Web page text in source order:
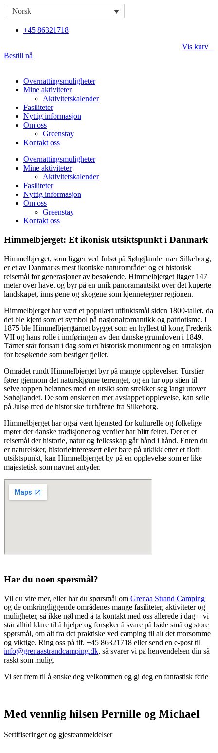
Skip
to
Norsk
+45 86321718
Vis kurv
Bestill nå
Overnattingsmuligheter
Mine aktiviteter
Aktivitetskalender
Fasiliteter
Nyttig informasjon
Om oss
Greenstay
Kontakt oss
Overnattingsmuligheter
Mine aktiviteter
Aktivitetskalender
Fasiliteter
Nyttig informasjon
Om oss
Greenstay
Kontakt oss
Himmelbjerget: Et ikonisk utsiktspunkt i Danmark
Himmelbjerget, som ligger ved Julsø på Søhøjlandet nær Silkeborg,
er et av Danmarks mest ikoniske naturområder og et historisk
reisemål for generasjoner av besøkende. Himmelbjerget ligger 147
meter over havet og byr på en unik panoramautsikt over det kuperte
landskapet, innsjøene og skogene som kjennetegner regionen.
Himmelbjerget har vært et populært utfluktsmål siden 1800-tallet, da
det ble kjent som et symbol på nasjonalromantikk og patriotisme. I
1875 ble Himmelbjergtårnet bygget som en hyllest til kong Frederik
VII og hans rolle i innføringen av den danske grunnloven i 1849.
Tårnet står fortsatt i dag som et historisk monument og en attraksjon
for besøkende som bestiger fjellet.
Området rundt Himmelbjerget byr på mange opplevelser. Turstier
fører gjennom det naturskjønne terrenget, og en tur opp stien til
selve toppen belønnes med en utsikt som strekker seg langt utover
Søhøjlandet. De som ønsker en mer avslappet opplevelse, kan seile
på Julsø med de historiske turbåtene fra Silkeborg.
Himmelbjerget har også vært hjemsted for kulturelle og folkelige
møter der danske tradisjoner og verdier har blitt feiret. Det er et
reisemål der historie, natur og fellesskap går hånd i hånd. Enten du
er naturelsker, historieinteressert eller bare på utkikk etter et flott
utsiktspunkt, kan Himmelbjerget by på en opplevelse som er like
majestetisk som navnet antyder.
Har du noen spørsmål?
Vil du vite mer, eller har du spørsmål om Grenaa Strand Camping
og de omkringliggende områdenes mange fasiliteter, aktiviteter og
muligheter, så ikke nøl med å ta kontakt med oss allerede i dag – vi
står alltid klare til å hjelpe og forsøker å svare på både små og store
spørsmål, om alt fra det praktiske ved camping til alt det morsomme
og viktige. Ring oss på tlf. +45 86321718 eller send en e-post til
info@grenaastrandcamping.dk, så svarer vi på henvendelsen din så
raskt som mulig.
Vi ser frem til å ønske deg velkommen og gi deg en fantastisk ferie
Med vennlig hilsen Pernille og Michael
Sertifiseringer og gjesteanmeldelser